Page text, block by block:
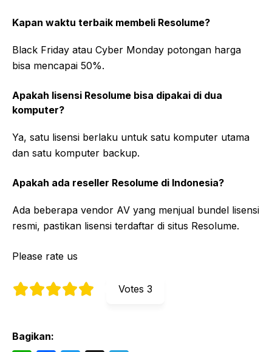
Kapan waktu terbaik membeli Resolume?
Black Friday atau Cyber Monday potongan harga
bisa mencapai 50%.
Apakah lisensi Resolume bisa dipakai di dua
komputer?
Ya, satu lisensi berlaku untuk satu komputer utama
dan satu komputer backup.
Apakah ada reseller Resolume di Indonesia?
Ada beberapa vendor AV yang menjual bundel lisensi
resmi, pastikan lisensi terdaftar di situs Resolume.
Please rate us
Votes 3
Bagikan: